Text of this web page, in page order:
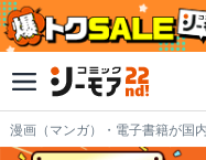
漫画（マンガ）・電子書籍が国